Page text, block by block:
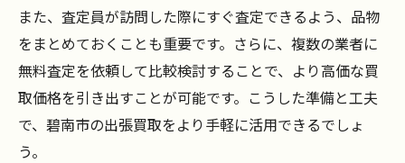
また、査定員が訪問した際にすぐ査定できるよう、品物
をまとめておくことも重要です。さらに、複数の業者に
無料査定を依頼して比較検討することで、より高価な買
取価格を引き出すことが可能です。こうした準備と工夫
で、碧南市の出張買取をより手軽に活用できるでしょ
う。